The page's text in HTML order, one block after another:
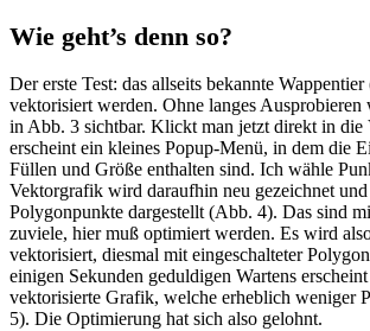
Wie geht’s denn so?
Der erste Test: das allseits bekannte
vektorisiert werden. Ohne langes Ausprobieren
in Abb. 3 sichtbar. Klickt man jetzt direkt in die
erscheint ein kleines Popup-Menü, in dem die
Füllen und Größe enthalten sind. Ich wähle
Vektorgrafik wird daraufhin neu gezeichnet
Polygonpunkte dargestellt (Abb. 4). Das sind
zuviele, hier muß optimiert werden. Es wird
vektorisiert, diesmal mit eingeschalteter
einigen Sekunden geduldigen Wartens
vektorisierte Grafik, welche erheblich weniger
5). Die Optimierung hat sich also gelohnt.